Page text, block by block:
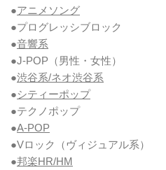
●アニメソング
●プログレッシブロック
●音響系
●J-POP（男性・女性）
●渋谷系/ネオ渋谷系
●シティーポップ
●テクノポップ
●A-POP
●Vロック
（ヴィジュアル系）
●邦楽HR/HM